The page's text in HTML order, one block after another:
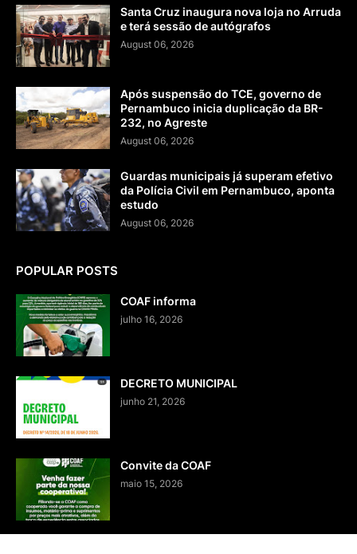
Santa Cruz inaugura nova loja no Arruda
e terá sessão de autógrafos
August 06, 2026
Após suspensão do TCE, governo de
Pernambuco inicia duplicação da BR-
232, no Agreste
August 06, 2026
Guardas municipais já superam efetivo
da Polícia Civil em Pernambuco, aponta
estudo
August 06, 2026
POPULAR POSTS
COAF informa
julho 16, 2026
DECRETO MUNICIPAL
junho 21, 2026
Convite da COAF
maio 15, 2026